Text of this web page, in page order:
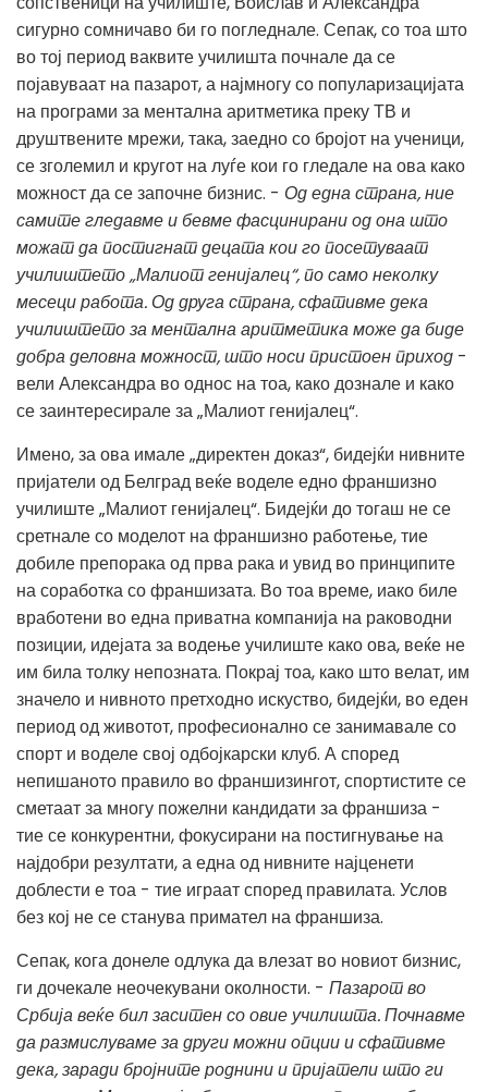
сигурно сомничаво би го погледнале. Сепак, со тоа што
во тој период ваквите училишта почнале да се
појавуваат на пазарот, а најмногу со популаризацијата
на програми за ментална аритметика преку ТВ и
друштвените мрежи, така, заедно со бројот на ученици,
се зголемил и кругот на луѓе кои го гледале на ова како
можност да се започне бизнис. - Од една страна, ние
самите гледавме и бевме фасцинирани од она што
можат да постигнат децата кои го посетуваат
училиштето „Малиот генијалец“, по само неколку
месеци работа. Од друга страна, сфативме дека
училиштето за ментална аритметика може да биде
добра деловна можност, што носи пристоен приход -
вели Александра во однос на тоа, како дознале и како
се заинтересирале за „Малиот генијалец“.
Имено, за ова имале „директен доказ“, бидејќи нивните
пријатели од Белград веќе воделе едно франшизно
училиште „Малиот генијалец“. Бидејќи до тогаш не се
сретнале со моделот на франшизно работење, тие
добиле препорака од прва рака и увид во принципите
на соработка со франшизата. Во тоа време, иако биле
вработени во една приватна компанија на раководни
позиции, идејата за водење училиште како ова, веќе не
им била толку непозната. Покрај тоа, како што велат, им
значело и нивното претходно искуство, бидејќи, во еден
период од животот, професионално се занимавале со
спорт и воделе свој одбојкарски клуб. А според
непишаното правило во франшизингот, спортистите се
сметаат за многу пожелни кандидати за франшиза -
тие се конкурентни, фокусирани на постигнување на
најдобри резултати, а една од нивните најценети
доблести е тоа - тие играат според правилата. Услов
без кој не се станува примател на франшиза.
Сепак, кога донеле одлука да влезат во новиот бизнис,
ги дочекале неочекувани околности. - Пазарот во
Србија веќе бил заситен со овие училишта. Почнавме
да размислуваме за други можни опции и сфативме
дека, заради бројните роднини и пријатели што ги